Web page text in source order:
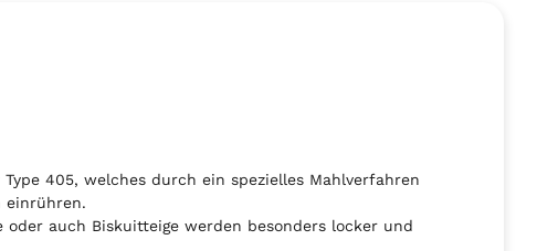
405, welches durch ein spezielles Mahlverfahren
einrühren.
auch Biskuitteige werden besonders locker und